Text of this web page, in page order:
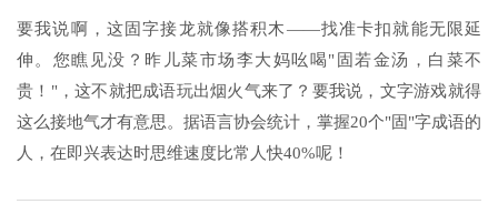
要我说啊，这固字接龙就像搭积木——找准卡扣就能无限延
伸。您瞧见没？昨儿菜市场李大妈吆喝"固若金汤，白菜不
贵！"，这不就把成语玩出烟火气来了？要我说，文字游戏就得
这么接地气才有意思。据语言协会统计，掌握20个"固"字成语的
人，在即兴表达时思维速度比常人快40%呢！